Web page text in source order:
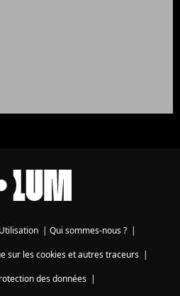
Qui sommes-nous ?
sur les cookies et autres traceurs|
des données|